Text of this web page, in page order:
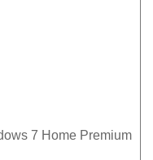
7 Home Premium